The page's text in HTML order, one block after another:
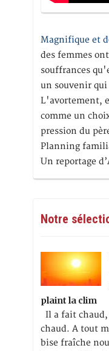
Magnifique et
des femmes
souffrances
un souvenir qui
L'avortement,
comme un
pression du
Planning
Un reportage
Notre
plaint la clim
Il a fait
chaud. A tout
bise fraîche